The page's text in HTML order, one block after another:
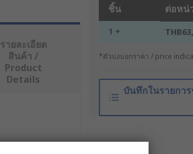
ชิ้น ต่อหน่
1 +
*ตัวบ่งบอกราคา / price
บันทึกในรายกา
รายละเอียด
สินค้า /
Product
Details